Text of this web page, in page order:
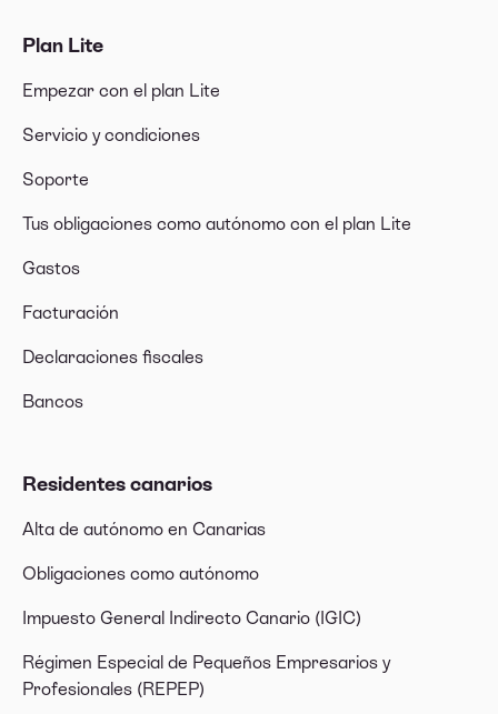
Plan Lite
Empezar con el plan Lite
Servicio y condiciones
Soporte
Tus obligaciones como autónomo con el plan Lite
Gastos
Facturación
Declaraciones fiscales
Bancos
Residentes canarios
Alta de autónomo en Canarias
Obligaciones como autónomo
Impuesto General Indirecto Canario (IGIC)
Régimen Especial de Pequeños Empresarios y
Profesionales (REPEP)